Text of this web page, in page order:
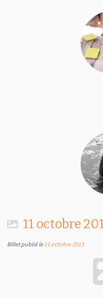
11 octobre
Billet publié le 11 octobre 2013